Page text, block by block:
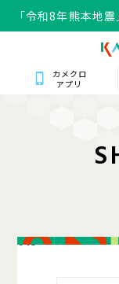
「令和8年熊本地
カメクロ
アプリ
S
013